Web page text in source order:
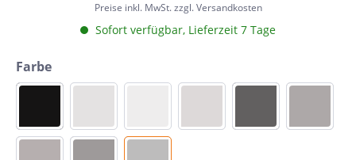
Preise inkl. MwSt. zzgl. Versandkosten
Sofort verfügbar, Lieferzeit 7 Tage
Farbe